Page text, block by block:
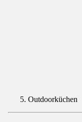
Outdoorküchen